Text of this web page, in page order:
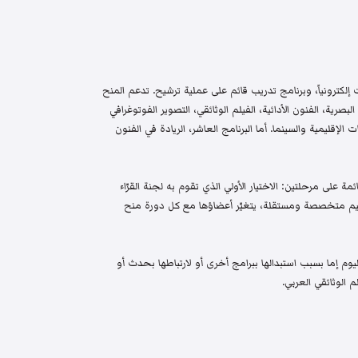
وبرنامج تدريب قائم على عملية ترشيح. تدعم المنح
الفنون الأدائية، الفيلم الوثائقي، التصوير الفوتوغرافي
والسينما. أما البرنامج العاشر، الريادة في الفنون
قائمة على مرحلتين: الاختيار الأولي الذي تقوم به لجنة القرّاء
متخصصة ومستقلة، يتغيّر أعضاؤها مع كل دورة منح
إما بسبب استبدالها ببرامج أخرى أو لارتباطها بحدث أو
الوثائقي العربي.